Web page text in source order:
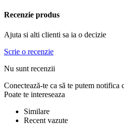
Recenzie produs
Ajuta si alti clienti sa ia o decizie
Scrie o recenzie
Nu sunt recenzii
Conectează-te ca să te putem notifica
Poate te intereseaza
Similare
Recent vazute